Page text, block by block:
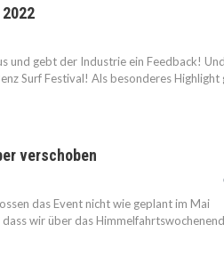
und gebt der Industrie ein Feedback!
Surf Festival! Als besonderes Highlight
verschoben
das Event nicht wie geplant im Mai
wir über das